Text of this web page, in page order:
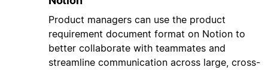
Product managers can use the product
requirement document format on Notion to
better collaborate with teammates and
streamline communication across large, cross-